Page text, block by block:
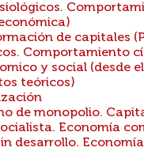
de capitales
Comportamiento
y social (desde
teóricos)
de monopolio.
Economía
desarrollo.